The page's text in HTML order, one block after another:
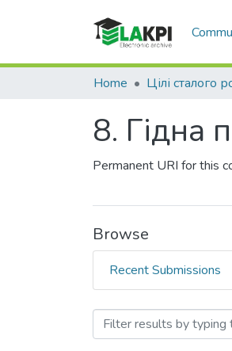
Home Цілі сталого
8. Гідна
Permanent URI for this
Browse
Recent Submissions
Browsing 8.